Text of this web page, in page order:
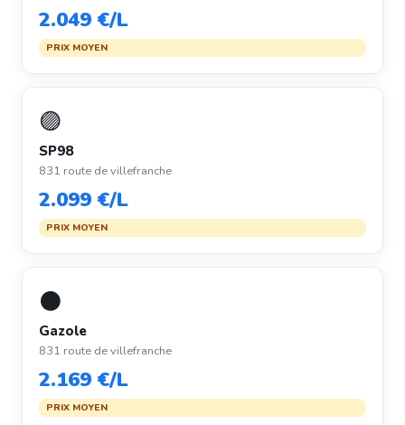
2.049 €/L
PRIX MOYEN
🟣
SP98
831 route de villefranche
2.099 €/L
PRIX MOYEN
⚫
Gazole
831 route de villefranche
2.169 €/L
PRIX MOYEN